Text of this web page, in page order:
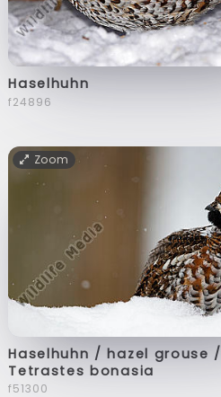
Haselhuhn
f24896
Zoom
Haselhuhn / hazel grouse /
Tetrastes bonasia
f51300